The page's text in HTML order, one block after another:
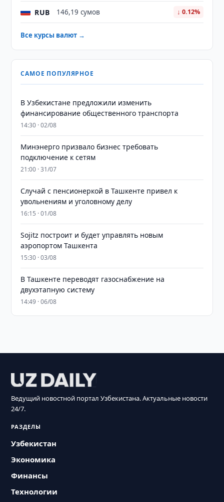
RUB 146,19 сумов ↓ 0.12%
Все курсы валют →
САМОЕ ПОПУЛЯРНОЕ
В Узбекистане предложили изменить
финансирование общественного транспорта
14:30 · 02/08
Минэнерго призвало бизнес требовать
подключение к сетям
21:00 · 31/07
Случай с пенсионеркой в Ташкенте привел к
увольнениям и уголовному делу
16:15 · 01/08
Sojitz построит и будет управлять новым
аэропортом Ташкента
15:30 · 03/08
В Ташкенте переводят газоснабжение на
двухэтапную систему
14:49 · 06/08
Ведущий новостной портал Узбекистана. Актуальные новости
24/7.
РАЗДЕЛЫ
Узбекистан
Экономика
Финансы
Технологии